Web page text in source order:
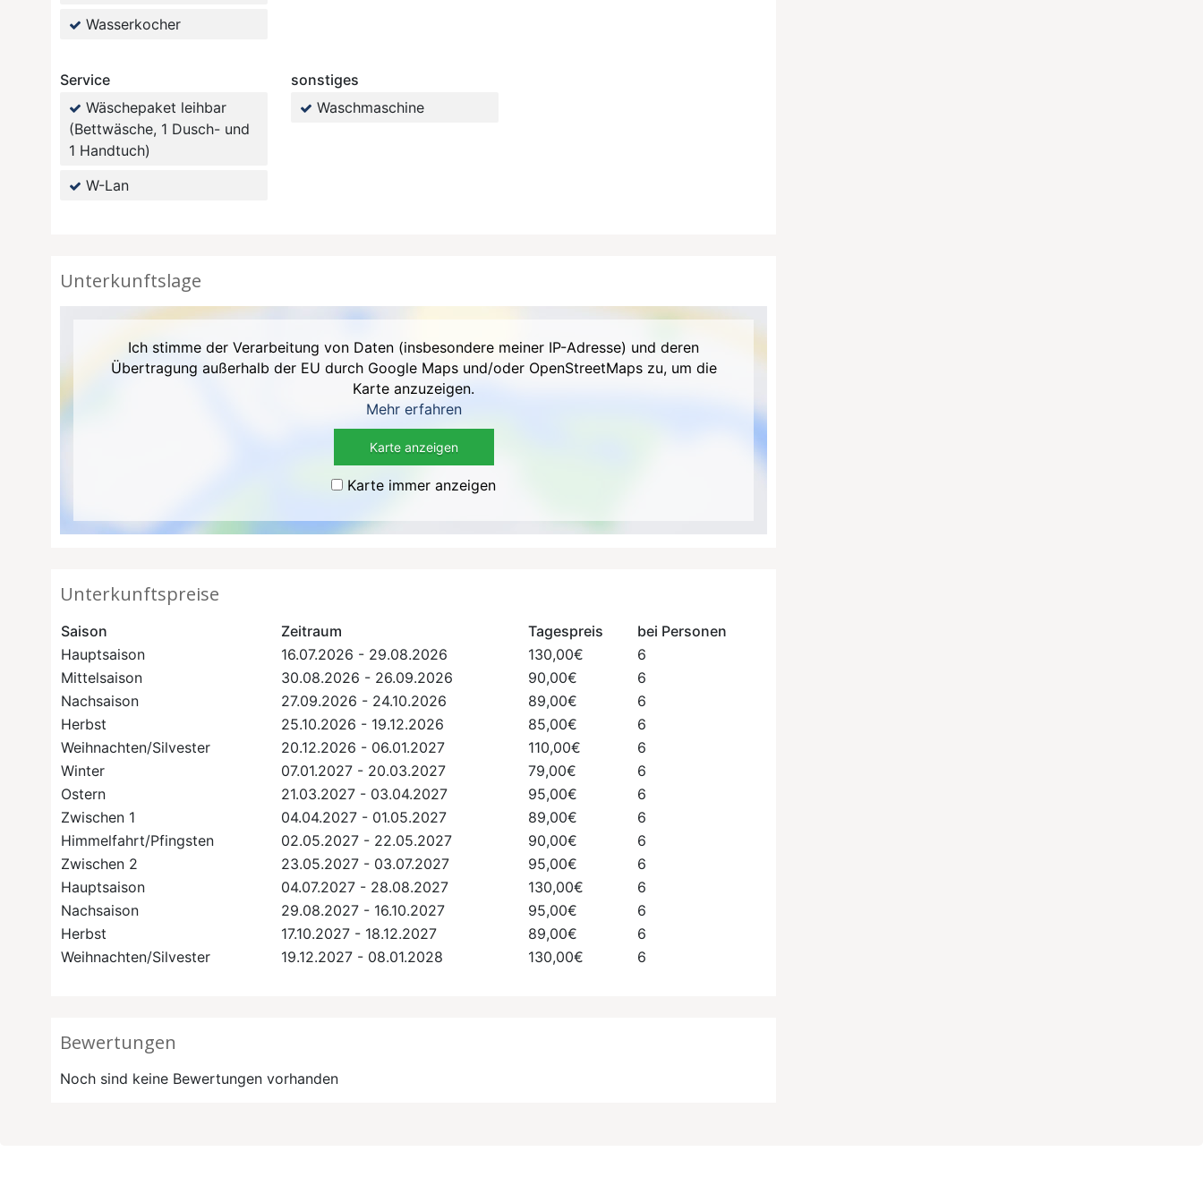
Wasserkocher
Service
Wäschepaket leihbar
(Bettwäsche, 1 Dusch- und
1 Handtuch)
W-Lan
sonstiges
Waschmaschine
Unterkunftslage
Ich stimme der Verarbeitung von Daten (insbesondere meiner IP-Adresse) und deren
Übertragung außerhalb der EU durch Google Maps und/oder OpenStreetMaps zu, um die
Karte anzuzeigen.
Mehr erfahren
Karte anzeigen
Karte immer anzeigen
Unterkunftspreise
Saison Zeitraum Tagespreis
bei Personen
Hauptsaison
16.07.2026 - 29.08.2026 130,00€
6
Mittelsaison
30.08.2026 - 26.09.2026 90,00€
6
Nachsaison
27.09.2026 - 24.10.2026 89,00€
6
Herbst
25.10.2026 - 19.12.2026 85,00€
6
Weihnachten/Silvester
20.12.2026 - 06.01.2027 110,00€
6
Winter
07.01.2027 - 20.03.2027 79,00€
6
Ostern
21.03.2027 - 03.04.2027 95,00€
6
Zwischen 1
04.04.2027 - 01.05.2027 89,00€
6
Himmelfahrt/Pfingsten
02.05.2027 - 22.05.2027 90,00€
6
Zwischen 2
23.05.2027 - 03.07.2027 95,00€
6
Hauptsaison
04.07.2027 - 28.08.2027 130,00€
6
Nachsaison
29.08.2027 - 16.10.2027 95,00€
6
Herbst
17.10.2027 - 18.12.2027 89,00€
6
Weihnachten/Silvester
19.12.2027 - 08.01.2028 130,00€ 6
Bewertungen
Noch sind keine Bewertungen vorhanden